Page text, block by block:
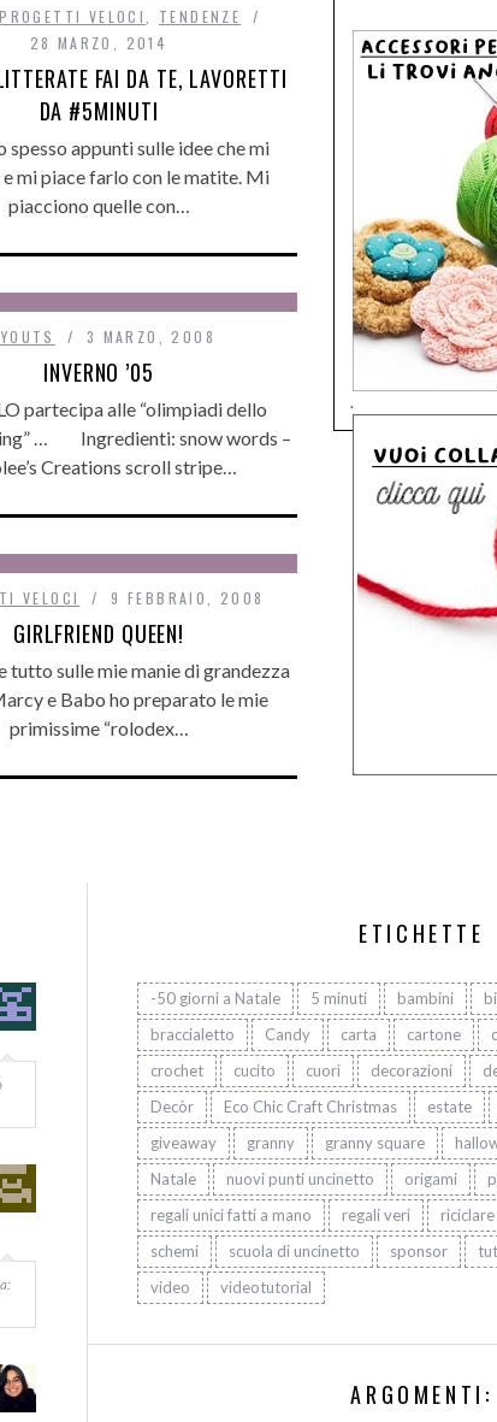
PROGETTI VELOCI, TENDENZE
28 MARZO, 2014
FAI DA TE, LAVORETTI
DA #5MINUTI
spesso appunti sulle idee che mi
mi piace farlo con le matite. Mi
piacciono quelle con…
3 MARZO, 2008
INVERNO ’05
partecipa alle “olimpiadi dello
… Ingredienti: snow words –
Creations scroll stripe…
VELOCI 9 FEBBRAIO, 2008
GIRLFRIEND QUEEN!
tutto sulle mie manie di grandezza
e Babo ho preparato le mie
primissime “rolodex…
.
ETICHETTE
-50 giorni a Natale 5 minuti bambini
braccialetto
Candy carta cartone
crochet
cucito cuori decorazioni
Decòr
Eco Chic Craft Christmas estate
giveaway
granny granny square
Natale
nuovi punti uncinetto origami
regali unici fatti a mano
regali veri riciclare
schemi
scuola di uncinetto sponsor
video
videotutorial
ARGOMENTI: